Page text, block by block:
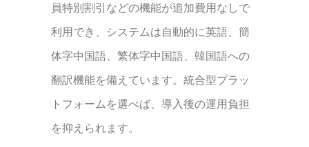
員特別割引などの機能が追加費用なしで
利用でき、システムは自動的に英語、簡
体字中国語、繁体字中国語、韓国語への
翻訳機能を備えています。統合型プラッ
トフォームを選べば、導入後の運用負担
を抑えられます。